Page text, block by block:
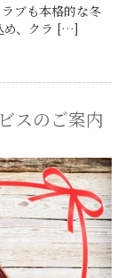
ブも本格的な冬
め、クラ […]
スのご案内